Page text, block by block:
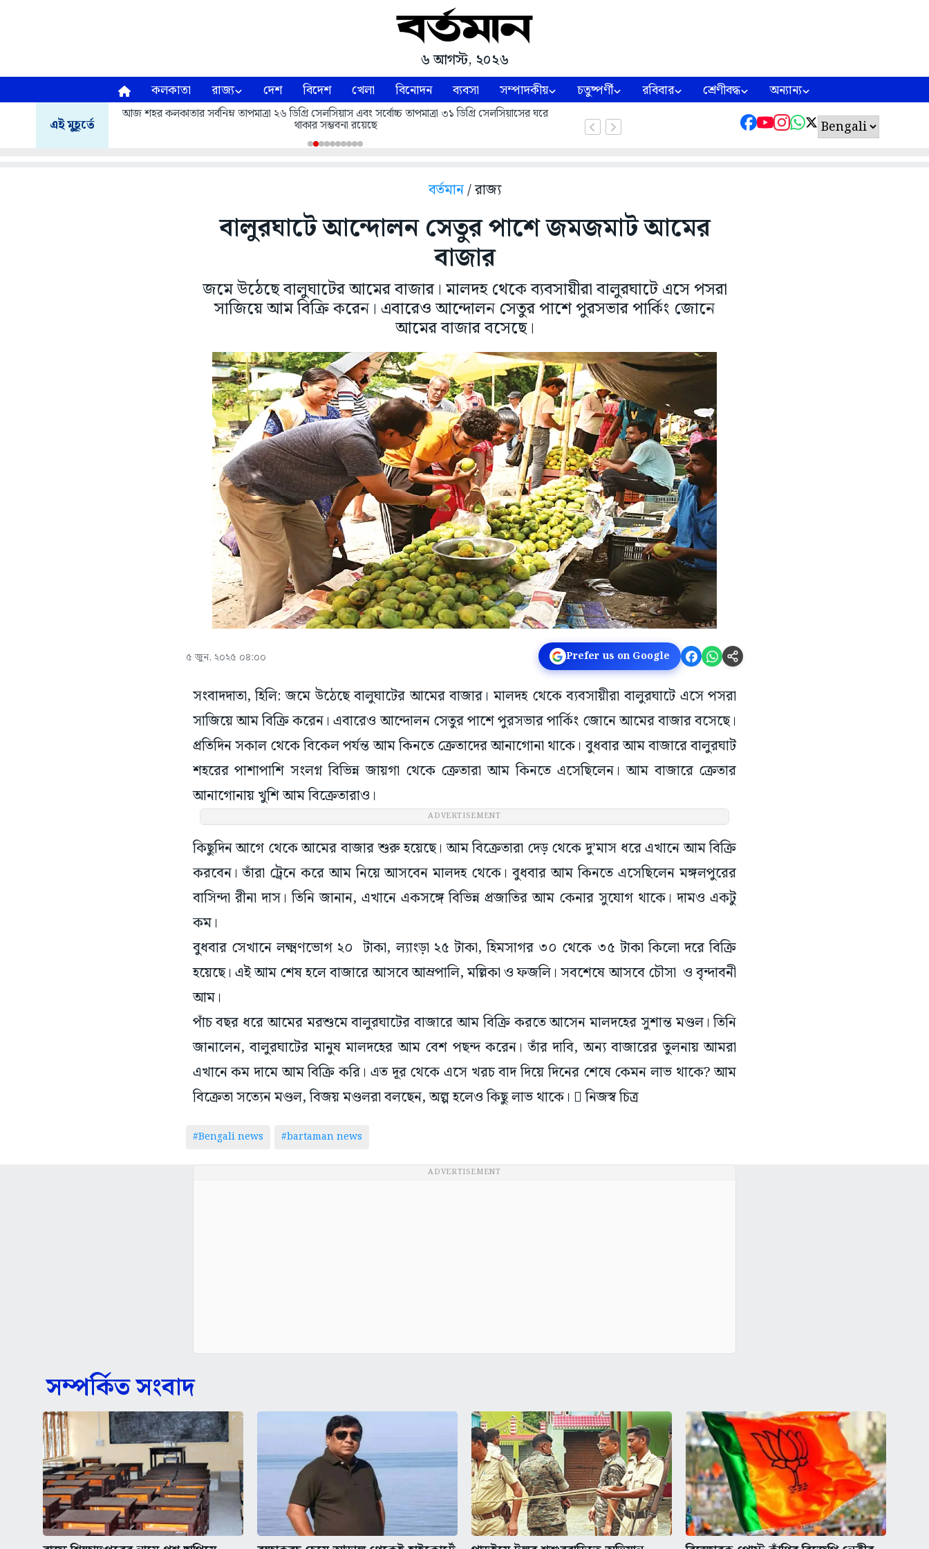
৬ আগস্ট, ২০২৬
কলকাতা রাজ্য দেশ বিদেশ খেলা বিনোদন ব্যবসা সম্পাদকীয় চতুষ্পর্ণী রবিবার শ্রেণীবদ্ধ অন্যান্য
এই মুহূর্তে
আজ শহর কলকাতার সর্বনিম্ন তাপমাত্রা ২৬ ডিগ্রি সেলসিয়াস এবং সর্বোচ্চ তাপমাত্রা ৩১ ডিগ্রি সেলসিয়াসের ঘরে
থাকার সম্ভবনা রয়েছে
বর্তমান/ রাজ্য
বালুরঘাটে আন্দোলন সেতুর পাশে জমজমাট আমের
বাজার
জমে উঠেছে বালুঘাটের আমের বাজার। মালদহ থেকে ব্যবসায়ীরা বালুরঘাটে এসে পসরা
সাজিয়ে আম বিক্রি করেন। এবারেও আন্দোলন সেতুর পাশে পুরসভার পার্কিং জোনে
আমের বাজার বসেছে।
৫ জুন, ২০২৫ ০৪:০০ Prefer us on Google
সংবাদদাতা, হিলি: জমে উঠেছে বালুঘাটের আমের বাজার। মালদহ থেকে ব্যবসায়ীরা বালুরঘাটে এসে পসরা
সাজিয়ে আম বিক্রি করেন। এবারেও আন্দোলন সেতুর পাশে পুরসভার পার্কিং জোনে আমের বাজার বসেছে।
প্রতিদিন সকাল থেকে বিকেল পর্যন্ত আম কিনতে ক্রেতাদের আনাগোনা থাকে। বুধবার আম বাজারে বালুরঘাট
শহরের পাশাপাশি সংলগ্ন বিভিন্ন জায়গা থেকে ক্রেতারা আম কিনতে এসেছিলেন। আম বাজারে ক্রেতার
আনাগোনায় খুশি আম বিক্রেতারাও।
ADVERTISEMENT
কিছুদিন আগে থেকে আমের বাজার শুরু হয়েছে। আম বিক্রেতারা দেড় থেকে দু’মাস ধরে এখানে আম বিক্রি
করবেন। তাঁরা ট্রেনে করে আম নিয়ে আসবেন মালদহ থেকে। বুধবার আম কিনতে এসেছিলেন মঙ্গলপুরের
বাসিন্দা রীনা দাস। তিনি জানান, এখানে একসঙ্গে বিভিন্ন প্রজাতির আম কেনার সুযোগ থাকে। দামও একটু
কম।
বুধবার সেখানে লক্ষ্মণভোগ ২০ টাকা, ল্যাংড়া ২৫ টাকা, হিমসাগর ৩০ থেকে ৩৫ টাকা কিলো দরে বিক্রি
হয়েছে। এই আম শেষ হলে বাজারে আসবে আম্রপালি, মল্লিকা ও ফজলি। সবশেষে আসবে চৌসা ও বৃন্দাবনী
আম।
পাঁচ বছর ধরে আমের মরশুমে বালুরঘাটের বাজারে আম বিক্রি করতে আসেন মালদহের সুশান্ত মণ্ডল। তিনি
জানালেন, বালুরঘাটের মানুষ মালদহের আম বেশ পছন্দ করেন। তাঁর দাবি, অন্য বাজারের তুলনায় আমরা
এখানে কম দামে আম বিক্রি করি। এত দূর থেকে এসে খরচ বাদ দিয়ে দিনের শেষে কেমন লাভ থাকে? আম
বিক্রেতা সত্যেন মণ্ডল, বিজয় মণ্ডলরা বলছেন, অল্প হলেও কিছু লাভ থাকে।  নিজস্ব চিত্র
#Bengali news #bartaman news
ADVERTISEMENT
সম্পর্কিত সংবাদ